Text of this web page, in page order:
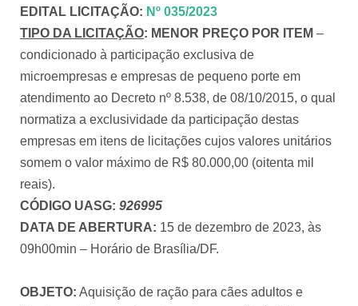
EDITAL LICITAÇÃO: Nº 035/2023
TIPO DA LICITAÇÃO: MENOR PREÇO POR ITEM –
condicionado à participação exclusiva de
microempresas e empresas de pequeno porte em
atendimento ao Decreto nº 8.538, de 08/10/2015, o qual
normatiza a exclusividade da participação destas
empresas em itens de licitações cujos valores unitários
somem o valor máximo de R$ 80.000,00 (oitenta mil
reais).
CÓDIGO UASG: 926995
DATA DE ABERTURA: 15 de dezembro de 2023, às
09h00min – Horário de Brasília/DF.
OBJETO: Aquisição de ração para cães adultos e